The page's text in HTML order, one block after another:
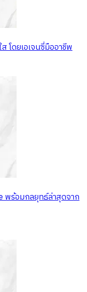
โดยเอเจนซี่มืออาชีพ
พร้อมกลยุทธ์ล่าสุดจาก